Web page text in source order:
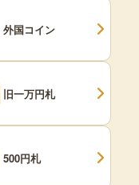
外国コイン
旧一万円札
500円札